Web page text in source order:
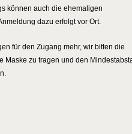
können auch die ehemaligen
dazu erfolgt vor Ort.
für den Zugang mehr, wir bitten die
Maske zu tragen und den